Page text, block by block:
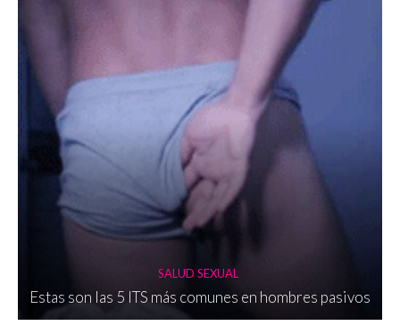
SALUD SEXUAL
Estas son las 5 ITS más comunes en hombres pasivos